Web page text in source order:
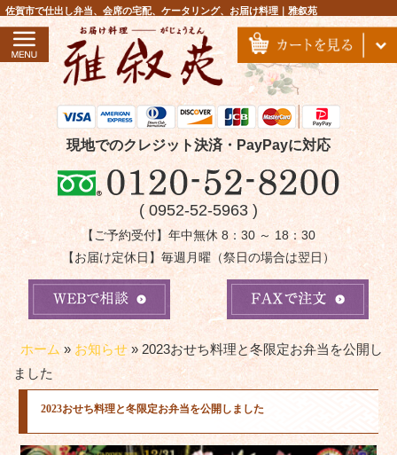
コ
ン
ツ
へ
ス
キ
プ
佐賀市で仕出し弁当、会席の宅配、ケータリング、お届け料理｜雅叙苑
現地でのクレジット決済・PayPayに対応
( 0952-52-5963 )
【ご予約受付】年中無休 8：30 ～ 18：30
【お届け定休日】毎週月曜（祭日の場合は翌日）
ホーム» お知らせ»2023おせち料理と冬限定お弁当を公開し
ました
2023おせち料理と冬限定お弁当を公開しました